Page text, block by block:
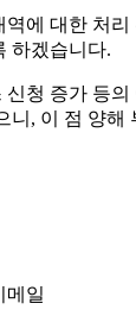
역에 대한 처
하겠습니다.
신청 증가 등의
니, 이 점 양해
메일